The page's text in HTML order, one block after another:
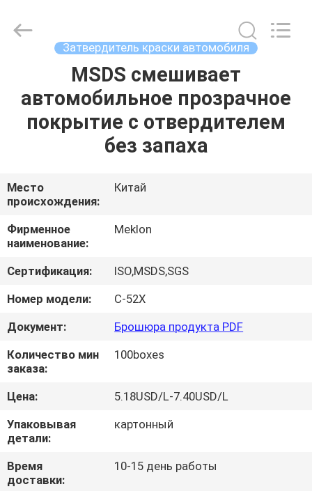
ГЛАВНАЯ
СТРАНИЦА
ПРОДУКЦИЯ
РОЛИКИ
О
КОМПАНИИ
НАША
ФАБРИКА
КОНТРОЛЬ
КАЧЕСТВА
КОНТАКТНЫЕ
ДАННЫЕ
Technology
Затвердитель краски автомобиля
MSDS смешивает
автомобильное прозрачное
покрытие с отвердителем
без запаха
Место
происхождения:
Китай
Фирменное
наименование:
Meklon
Сертификация:
ISO,MSDS,SGS
Номер модели:
C-52X
Документ:
Брошюра продукта PDF
Количество мин
заказа:
100boxes
Цена:
5.18USD/L-7.40USD/L
Упаковывая
детали:
картонный
Время
доставки:
10-15 день работы